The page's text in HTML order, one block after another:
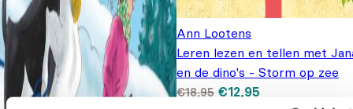
Ann Lootens
Leren lezen en tellen met
en de dino's - Storm op zee
€18,95 Oorspronkelijke prijs
was: €18,95.
€12,95